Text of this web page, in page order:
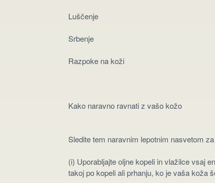
Luščenje
Srbenje
Razpoke na koži
Kako naravno ravnati z vašo kožo
Sledite tem naravnim lepotnim nasvetom
(i) Uporabljajte oljne kopeli in vlažilce vsaj
takoj po kopeli ali prhanju, ko je vaša koža